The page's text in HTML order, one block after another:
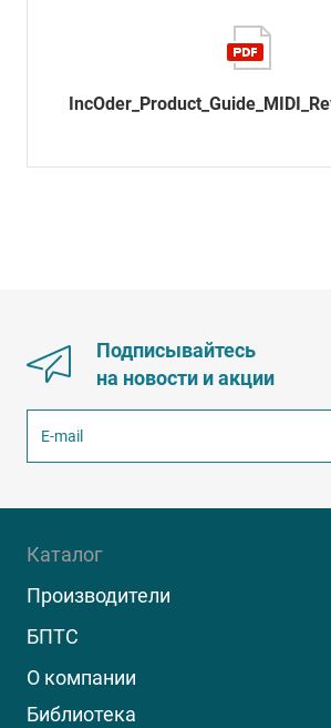
Подписывайтесь
на новости и акции
Каталог
Производители
БПТС
О компании
Библиотека